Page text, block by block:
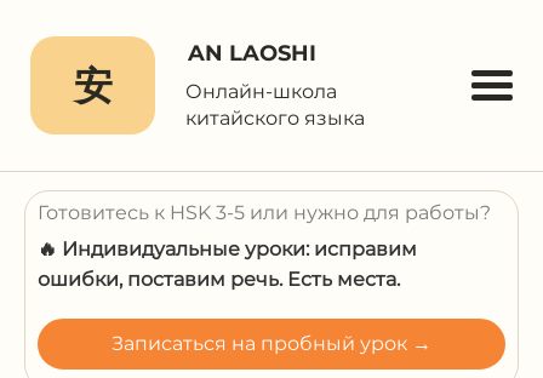
安
AN LAOSHI
Онлайн-школа
китайского языка
Готовитесь к HSK 3-5 или нужно для работы?
🔥 Индивидуальные уроки: исправим
ошибки, поставим речь. Есть места.
Записаться на пробный урок →